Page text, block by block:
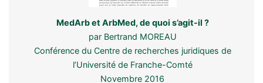
MedArb et ArbMed, de quoi s’agit-il ?
par Bertrand MOREAU
Conférence du Centre de recherches juridiques de
l’Université de Franche-Comté
Novembre 2016